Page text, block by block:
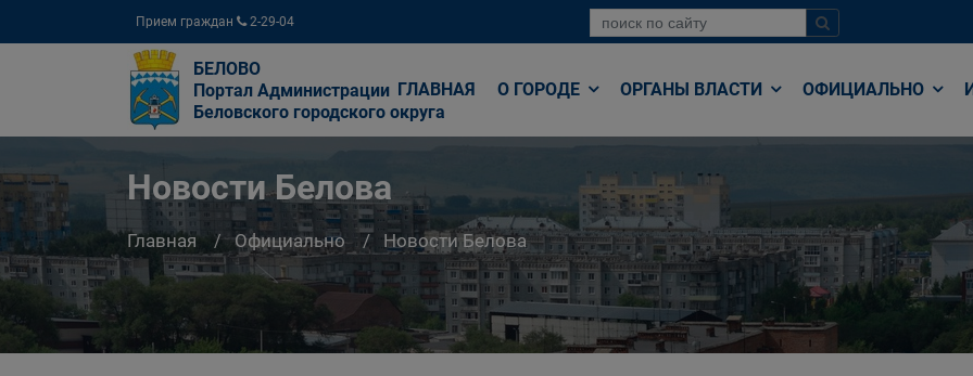
Прием граждан 2-29-04
БЕЛОВО
Портал Администрации
Беловского городского округа
ГЛАВНАЯ О ГОРОДЕ ОРГАНЫ ВЛАСТИ ОФИЦИАЛЬНО
Новости Белова
Главная Официально Новости Белова